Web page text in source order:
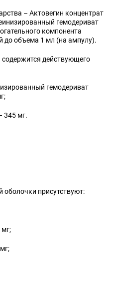
– Актовегин концентрат
гемодериват
компонента
до объема 1 мл (на ампулу).
содержится действующего
гемодериват
345 мг.
оболочки присутствуют: